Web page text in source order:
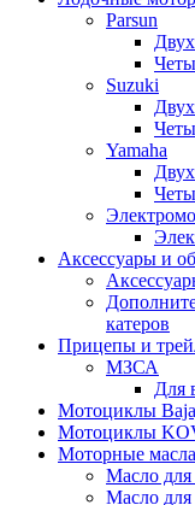
Parsun
Suzuki
Yamaha
Аксессуары и
катеров
Прицепы и
МЗСА
Для
Мотоциклы
Мотоциклы
Моторные
Масло для
Масло